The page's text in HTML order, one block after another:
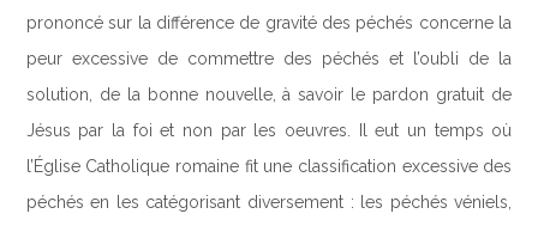
prononcé sur la différence de gravité des péchés concerne la
peur excessive de commettre des péchés et l’oubli de la
solution, de la bonne nouvelle, à savoir le pardon gratuit de
Jésus par la foi et non par les oeuvres. Il eut un temps où
l’Église Catholique romaine fit une classification excessive des
péchés en les catégorisant diversement : les péchés véniels,